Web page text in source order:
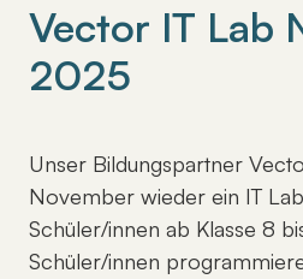
Vector IT Lab
2025
Unser Bildungspartner
November wieder ein IT
Schüler/innen ab Klasse 8
Schüler/innen